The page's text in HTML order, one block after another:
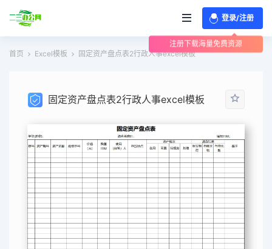
登录/注册
注册下载海量免费资源
首页
Excel模板 固定资产盘点表2行政人事excel模板
固定资产盘点表2行政人事excel模板